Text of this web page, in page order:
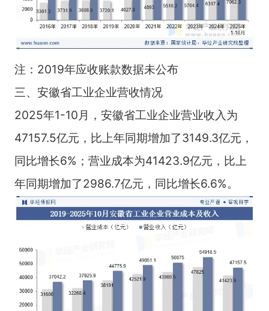
注：2019年应收账款数据未公布
三、安徽省工业企业营收情况
2025年1-10月，安徽省工业企业营业收入为
47157.5亿元，比上年同期增加了3149.3亿元，
同比增长6%；营业成本为41423.9亿元，比上
年同期增加了2986.7亿元，同比增长6.6%。